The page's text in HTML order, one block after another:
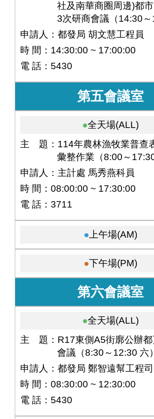
社及南華商圈周邊)都
3次研商會議（14:30～
申請人：都發局 胡文慧工程員
時 間：14:30:00 ~ 17:00:00
電 話：5430
第五會議室
全天場(ALL)
主 題：114年農林漁牧業普查
彙整作業（8:00～17:30
申請人：主計處 馬秀燕科員
時 間：08:00:00 ~ 17:30:00
電 話：3711
上午場(AM)
下午場(PM)
第六會議室
全天場(ALL)
主 題：R17東側A5街廓公辦都
會議（8:30～12:30 六）
申請人：都發局 鄭智遠幫工程司
時 間：08:30:00 ~ 12:30:00
電 話：5430